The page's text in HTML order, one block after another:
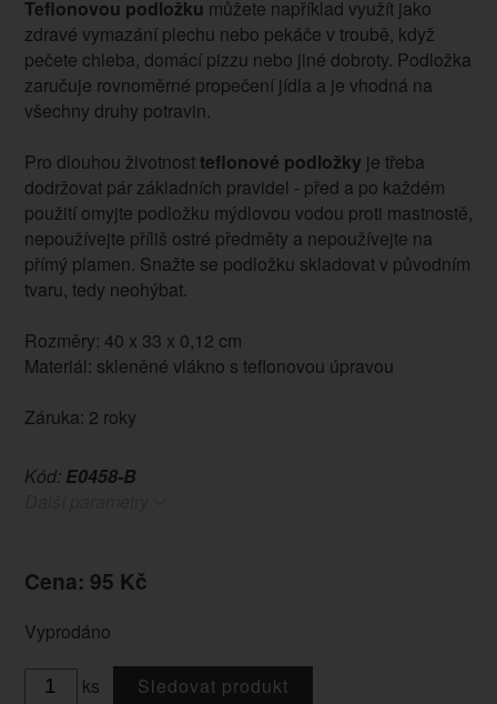
Teflonovou podložku můžete například využít jako
zdravé vymazání plechu nebo pekáče v troubě, když
pečete chleba, domácí pizzu nebo jiné dobroty. Podložka
zaručuje rovnoměrné propečení jídla a je vhodná na
všechny druhy potravin.
Pro dlouhou životnostteflonové podložky je třeba
dodržovat pár základních pravidel - před a po každém
použití omyjte podložku mýdlovou vodou proti mastnostě,
nepoužívejte příliš ostré předměty a nepoužívejte na
přímý plamen. Snažte se podložku skladovat v původním
tvaru, tedy neohýbat.
Rozměry: 40 x 33 x 0,12 cm
Materiál: skleněné vlákno s teflonovou úpravou
Záruka: 2 roky
Kód: E0458-B
Cena: 95 Kč
Vyprodáno
ks Sledovat produkt